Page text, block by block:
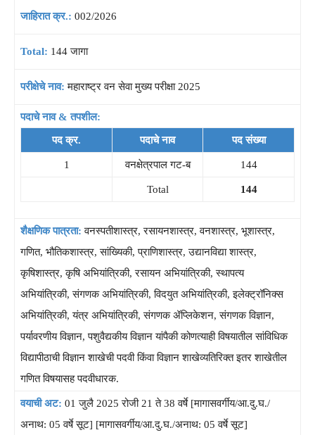
जाहिरात क्र.: 002/2026
Total: 144 जागा
परीक्षेचे नाव: महाराष्ट्र वन सेवा मुख्य परीक्षा 2025
पदाचे नाव & तपशील:
पद क्र. पदाचे नाव पद संख्या
1 वनक्षेत्रपाल गट-ब 144
Total 144
शैक्षणिक पात्रता:वनस्पतीशास्त्र, रसायनशास्त्र, वनशास्त्र, भूशास्त्र,
गणित, भौतिकशास्त्र, सांख्यिकी, प्राणिशास्त्र, उद्यानविद्या शास्त्र,
कृषिशास्त्र, कृषि अभियांत्रिकी, रसायन अभियांत्रिकी, स्थापत्य
अभियांत्रिकी, संगणक अभियांत्रिकी, विदयुत अभियांत्रिकी, इलेक्ट्रॉनिक्स
अभियांत्रिकी, यंत्र अभियांत्रिकी, संगणक ॲप्लिकेशन, संगणक विज्ञान,
पर्यावरणीय विज्ञान, पशुवैद्यकीय विज्ञान यांपैकी कोणत्याही विषयातील सांविधिक
विद्यापीठाची विज्ञान शाखेची पदवी किंवा विज्ञान शाखेव्यतिरिक्त इतर शाखेतील
गणित विषयासह पदवीधारक.
वयाची अट: 01 जुलै 2025 रोजी 21 ते 38 वर्षे [मागासवर्गीय/आ.दु.घ./
अनाथ: 05 वर्षे सूट] [मागासवर्गीय/आ.दु.घ./अनाथ: 05 वर्षे सूट]